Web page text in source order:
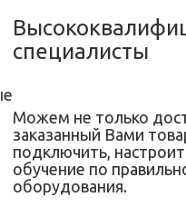
специалисты
Можем не только
заказанный Вами
подключить,
обучение по
оборудования.